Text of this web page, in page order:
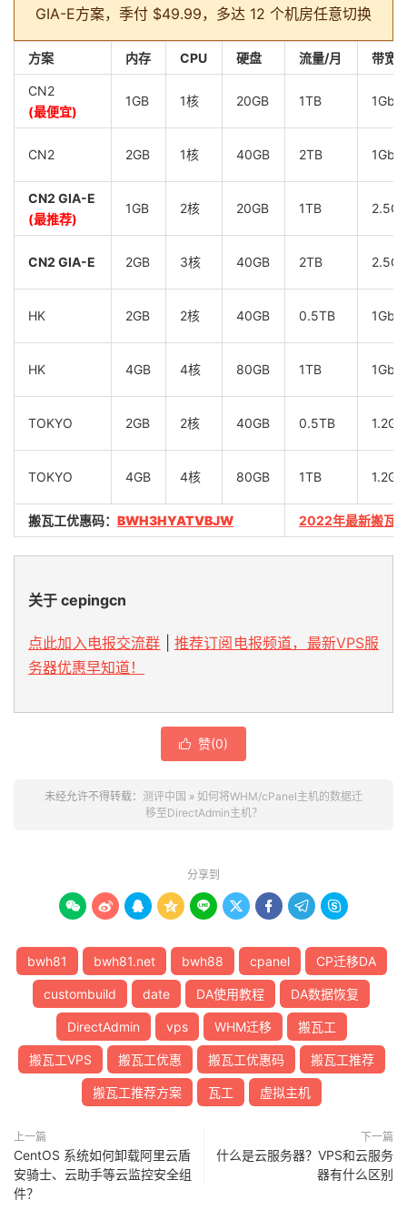
GIA-E方案，季付 $49.99，多达 12 个机房任意切换
方案 内存 CPU 硬盘 流量/月 带宽
CN2
(最便宜)
1GB 1核 20GB 1TB
CN2 2GB 1核 40GB 2TB
CN2 GIA-E
(最推荐)
1GB 2核 20GB 1TB
CN2 GIA-E 2GB 3核 40GB 2TB
HK 2GB 2核 40GB 0.5TB
HK 4GB 4核 80GB 1TB
TOKYO 2GB 2核 40GB 0.5TB
TOKYO 4GB 4核 80GB 1TB
搬瓦工优惠码： BWH3HYATVBJW 2022年最新搬瓦
关于 cepingcn
点此加入电报交流群
推荐订阅电报频道，最新VPS服
务器优惠早知道！
 赞(0)
未经允许不得转载： 测评中国 » 如何将WHM/cPanel主机的数据迁
移至DirectAdmin主机？
分享到
        
bwh81 bwh81.net bwh88 cpanel CP迁移DA
custombuild date DA使用教程 DA数据恢复
DirectAdmin vps WHM迁移 搬瓦工
搬瓦工VPS 搬瓦工优惠 搬瓦工优惠码 搬瓦工推荐
搬瓦工推荐方案 瓦工 虚拟主机
上一篇
CentOS 系统如何卸载阿里云盾
安骑士、云助手等云监控安全组
件？
下一篇
什么是云服务器？VPS和云服务
器有什么区别